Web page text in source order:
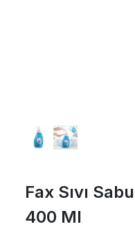
Fax Sıvı
400 Ml